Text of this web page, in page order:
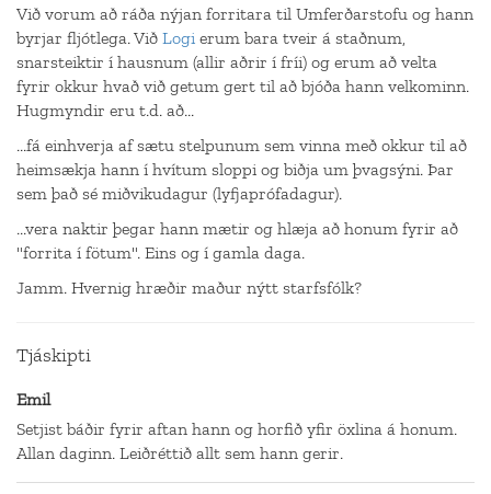
Við vorum að ráða nýjan forritara til Umferðarstofu og hann
byrjar fljótlega. Við Logi erum bara tveir á staðnum,
snarsteiktir í hausnum (allir aðrir í fríi) og erum að velta
fyrir okkur hvað við getum gert til að bjóða hann velkominn.
Hugmyndir eru t.d. að...
...fá einhverja af sætu stelpunum sem vinna með okkur til að
heimsækja hann í hvítum sloppi og biðja um þvagsýni. Þar
sem það sé miðvikudagur (lyfjaprófadagur).
...vera naktir þegar hann mætir og hlæja að honum fyrir að
"forrita í fötum". Eins og í gamla daga.
Jamm. Hvernig hræðir maður nýtt starfsfólk?
Tjáskipti
Emil
Setjist báðir fyrir aftan hann og horfið yfir öxlina á honum.
Allan daginn. Leiðréttið allt sem hann gerir.